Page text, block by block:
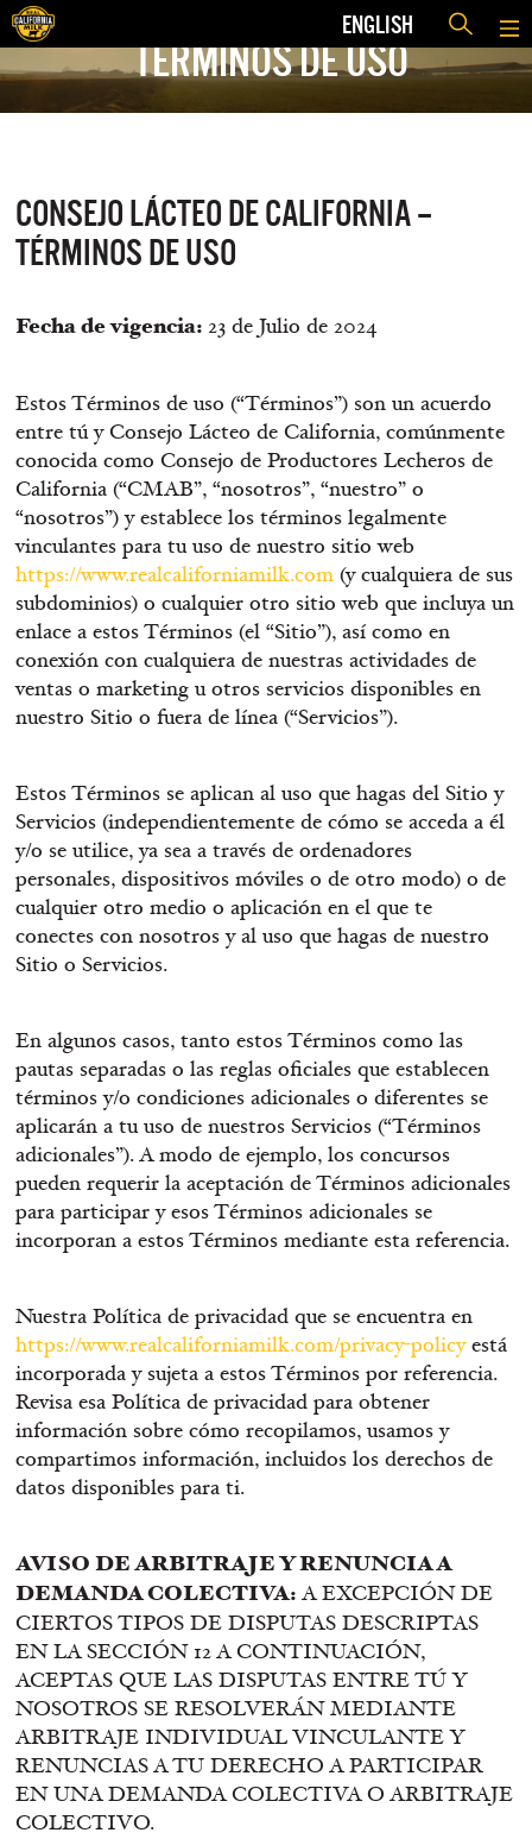
ENGLISH
TÉRMINOS DE USO
CONSEJO LÁCTEO DE CALIFORNIA –
TÉRMINOS DE USO
Fecha de vigencia:23 de Julio de 2024
Estos Términos de uso (“Términos”) son un acuerdo
entre tú y Consejo Lácteo de California, comúnmente
conocida como Consejo de Productores Lecheros de
California (“CMAB”, “nosotros”, “nuestro” o
“nosotros”) y establece los términos legalmente
vinculantes para tu uso de nuestro sitio web
https://www.realcaliforniamilk.com (y cualquiera de sus
subdominios) o cualquier otro sitio web que incluya un
enlace a estos Términos (el “Sitio”), así como en
conexión con cualquiera de nuestras actividades de
ventas o marketing u otros servicios disponibles en
nuestro Sitio o fuera de línea (“Servicios”).
Estos Términos se aplican al uso que hagas del Sitio y
Servicios (independientemente de cómo se acceda a él
y/o se utilice, ya sea a través de ordenadores
personales, dispositivos móviles o de otro modo) o de
cualquier otro medio o aplicación en el que te
conectes con nosotros y al uso que hagas de nuestro
Sitio o Servicios.
En algunos casos, tanto estos Términos como las
pautas separadas o las reglas oficiales que establecen
términos y/o condiciones adicionales o diferentes se
aplicarán a tu uso de nuestros Servicios (“Términos
adicionales”). A modo de ejemplo, los concursos
pueden requerir la aceptación de Términos adicionales
para participar y esos Términos adicionales se
incorporan a estos Términos mediante esta referencia.
Nuestra Política de privacidad que se encuentra en
https://www.realcaliforniamilk.com/privacy-policyestá
incorporada y sujeta a estos Términos por referencia.
Revisa esa Política de privacidad para obtener
información sobre cómo recopilamos, usamos y
compartimos información, incluidos los derechos de
datos disponibles para ti.
AVISO DE ARBITRAJE Y RENUNCIA A
DEMANDA COLECTIVA: A EXCEPCIÓN DE
CIERTOS TIPOS DE DISPUTAS DESCRIPTAS
EN LA SECCIÓN 12 A CONTINUACIÓN,
ACEPTAS QUE LAS DISPUTAS ENTRE TÚ Y
NOSOTROS SE RESOLVERÁN MEDIANTE
ARBITRAJE INDIVIDUAL VINCULANTE Y
RENUNCIAS A TU DERECHO A PARTICIPAR
EN UNA DEMANDA COLECTIVA O ARBITRAJE
COLECTIVO.